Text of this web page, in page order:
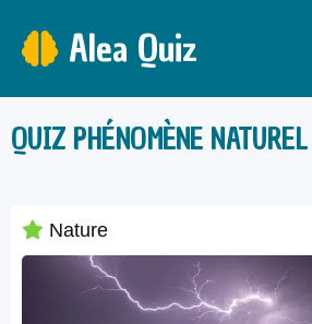
Alea Quiz
QUIZ PHÉNOMÈNE NATUREL
Nature